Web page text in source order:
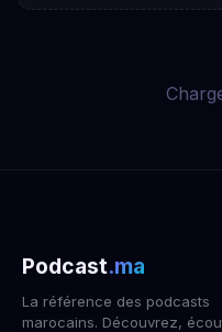
Podcast.ma
La référence des podcasts
marocains. Découvrez,